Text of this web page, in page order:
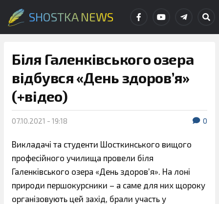
SHOSTKA NEWS
Біля Галенківського озера
відбувся «День здоров’я»
(+відео)
07.10.2021 - 19:18 0
Викладачі та студенти Шосткинського вищого
професійного училища провели біля
Галенківського озера «День здоров’я». На лоні
природи першокурсники – а саме для них щороку
організовують цей захід, брали участь у